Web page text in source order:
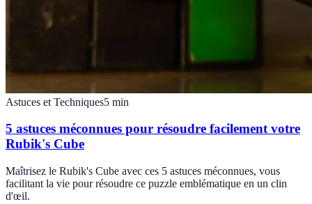
Astuces et Techniques5 min
5 astuces méconnues pour résoudre facilement votre
Rubik's Cube
Maîtrisez le Rubik's Cube avec ces 5 astuces méconnues, vous
facilitant la vie pour résoudre ce puzzle emblématique en un clin
d'œil.